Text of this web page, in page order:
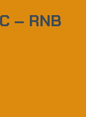
– RNB